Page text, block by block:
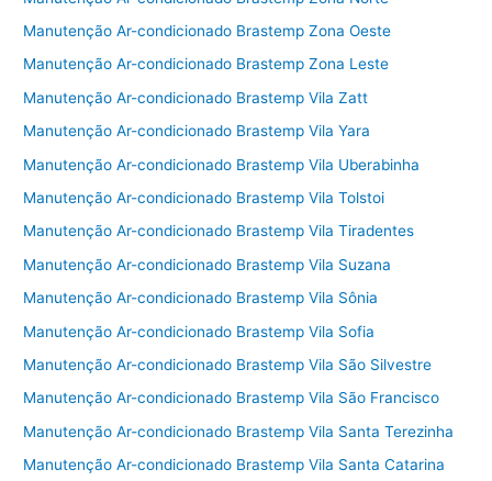
Manutenção Ar-condicionado Brastemp Zona Oeste
Manutenção Ar-condicionado Brastemp Zona Leste
Manutenção Ar-condicionado Brastemp Vila Zatt
Manutenção Ar-condicionado Brastemp Vila Yara
Manutenção Ar-condicionado Brastemp Vila Uberabinha
Manutenção Ar-condicionado Brastemp Vila Tolstoi
Manutenção Ar-condicionado Brastemp Vila Tiradentes
Manutenção Ar-condicionado Brastemp Vila Suzana
Manutenção Ar-condicionado Brastemp Vila Sônia
Manutenção Ar-condicionado Brastemp Vila Sofia
Manutenção Ar-condicionado Brastemp Vila São Silvestre
Manutenção Ar-condicionado Brastemp Vila São Francisco
Manutenção Ar-condicionado Brastemp Vila Santa Terezinha
Manutenção Ar-condicionado Brastemp Vila Santa Catarina